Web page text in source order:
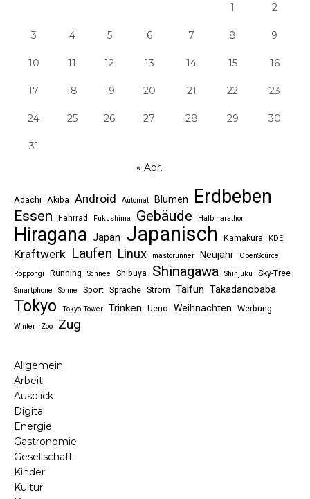
1 2
3 4 5 6 7 8 9
10 11 12 13 14 15 16
17 18 19 20 21 22 23
24 25 26 27 28 29 30
31
« Apr.
Adachi Akiba Android Automat Blumen Erdbeben
Essen Fahrrad Fukushima Gebäude Halbmarathon
Hiragana Japan Japanisch Kamakura KDE
Kraftwerk Laufen Linux mastorunner Neujahr
OpenSource
Roppongi
Running Schnee Shibuya Shinagawa Shinjuku Sky-Tree
Smartphone Sonne Sport Sprache Strom Taifun Takadanobaba
Tokyo Tokyo-Tower Trinken Ueno Weihnachten Werbung
Winter Zoo Zug
Allgemein
Arbeit
Ausblick
Digital
Energie
Gastronomie
Gesellschaft
Kinder
Kultur